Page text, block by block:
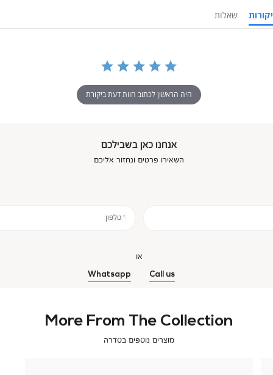
ביקורות
שאלות
היה הראשון לכתוב חוות דעת ביקורת
אנחנו כאן בשבילכם
השאירו פרטים ונחזור אליכם
* טלפון
או
Call us
Whatsapp
More From The Collection
מוצרים נוספים בסדרה